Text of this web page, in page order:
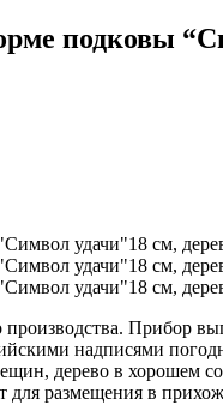
подковы
Прибор
надписями
дерево в хорошем
размещения в